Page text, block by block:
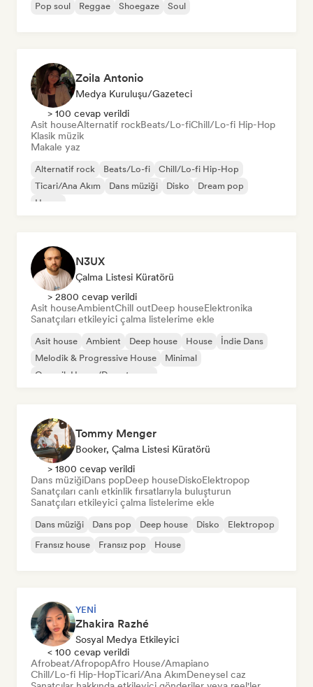
Pop soul
Reggae Shoegaze Soul
Zoila Antonio
Medya Kuruluşu/Gazeteci
> 100 cevap verildi
Asit houseAlternatif rockBeats/Lo-fiChill/Lo-fi Hip-Hop
Klasik müzik
Makale yaz
Alternatif rock Beats/Lo-fi
Chill/Lo-fi Hip-Hop
Ticari/Ana Akım
Dans müziği Disko
Dream pop
House
N3UX
Çalma Listesi Küratörü
> 2800 cevap verildi
Asit houseAmbientChill outDeep houseElektronika
Sanatçıları etkileyici çalma listelerime ekle
Asit house Ambient Deep house House
İndie Dans
Melodik & Progressive House
Minimal
Organik House/Downtempo
Tommy Menger
Booker, Çalma Listesi Küratörü
> 1800 cevap verildi
Dans müziğiDans popDeep houseDiskoElektropop
Sanatçıları canlı etkinlik fırsatlarıyla buluşturun
Sanatçıları etkileyici çalma listelerime ekle
Dans müziği Dans pop Deep house Disko
Elektropop
Fransız house
Fransız pop House
YENI
Zhakira Razhé
Sosyal Medya Etkileyici
< 100 cevap verildi
Afrobeat/AfropopAfro House/Amapiano
Chill/Lo-fi Hip-HopTicari/Ana AkımDeneysel caz